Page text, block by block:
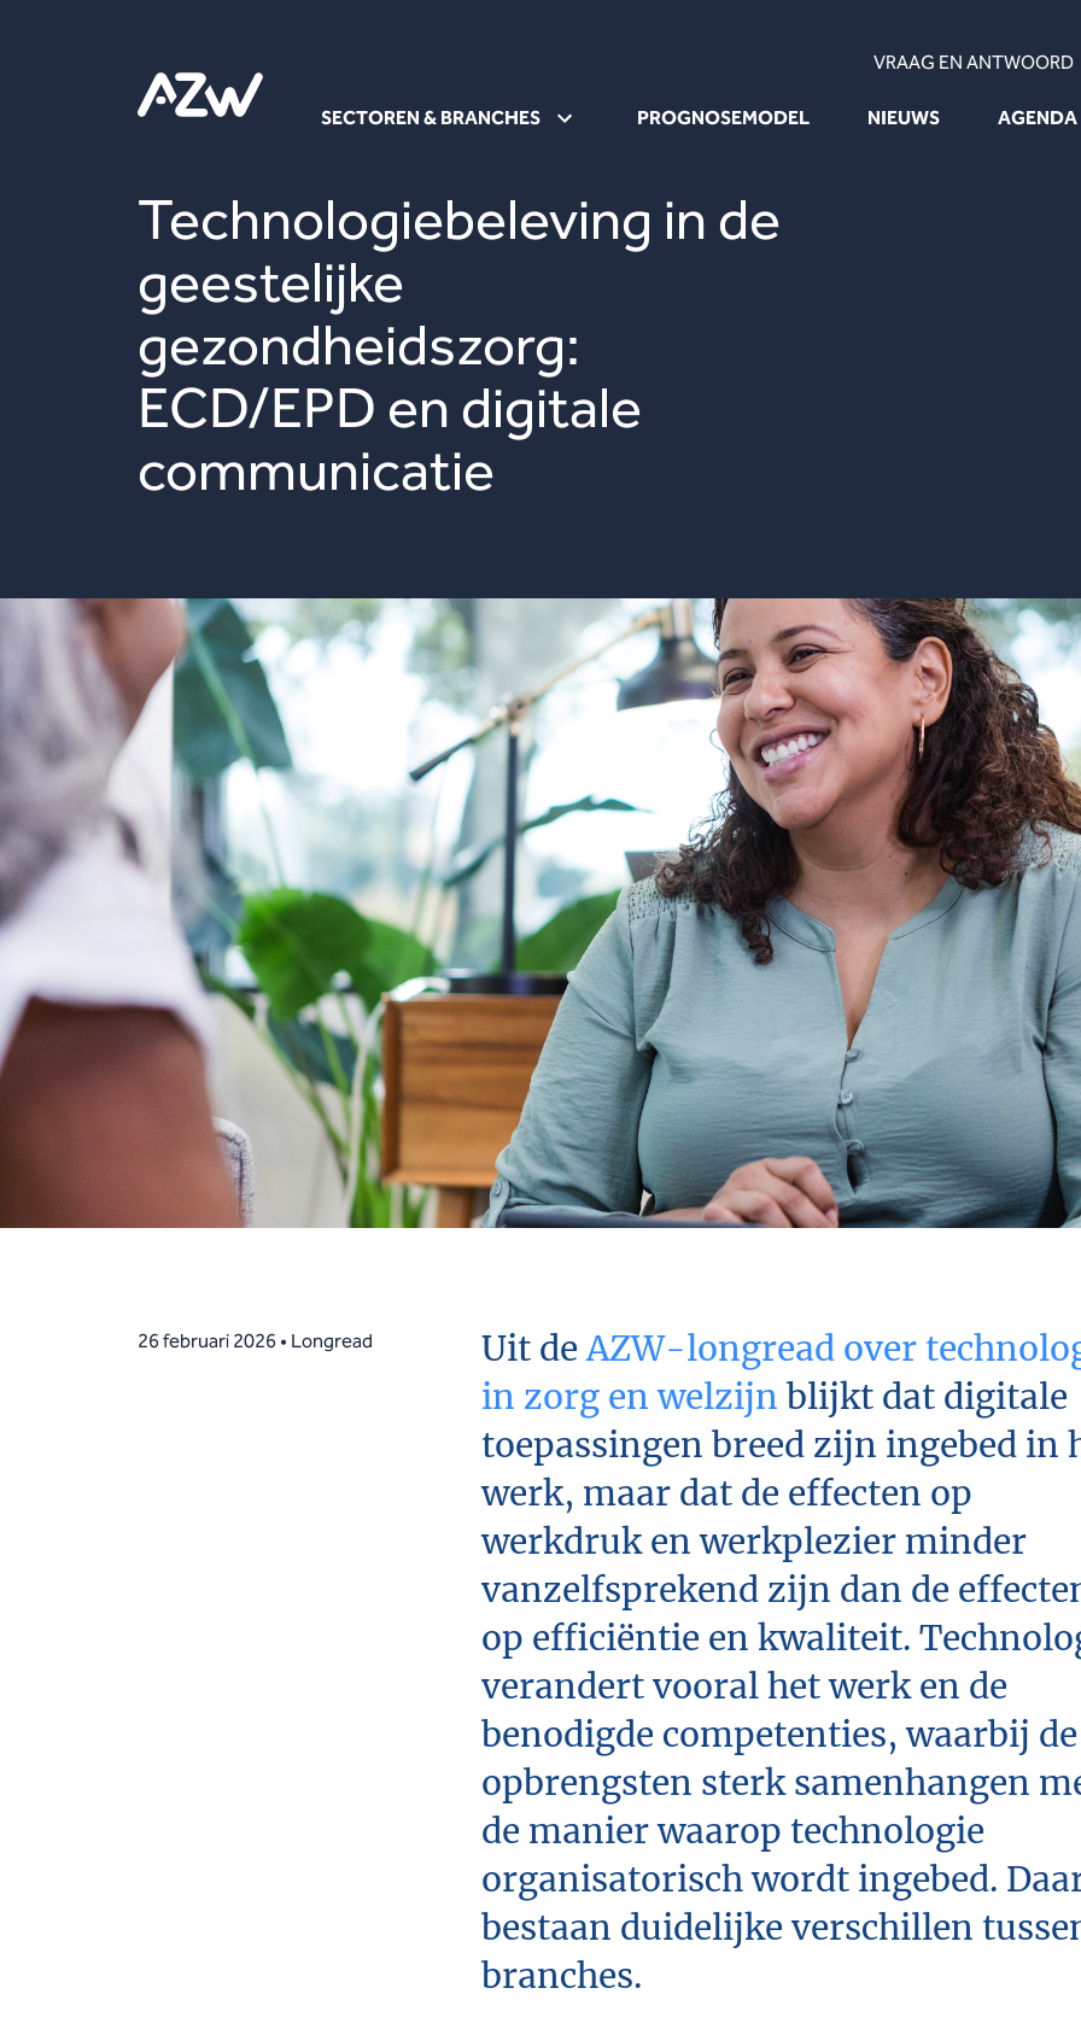
SECTOREN & BRANCHES PROGNOSEMODEL NIEUWS AGENDA
VRAAG EN ANTWOORD
Technologiebeleving in de
geestelijke
gezondheidszorg:
ECD/EPD en digitale
communicatie
26 februari 2026 • Longread Uit deAZW-longread over
in zorg en welzijn blijkt dat digitale
toepassingen breed zijn ingebed in
werk, maar dat de effecten op
werkdruk en werkplezier minder
vanzelfsprekend zijn dan de
op efficiëntie en kwaliteit.
verandert vooral het werk en de
benodigde competenties, waarbij de
opbrengsten sterk samenhangen
de manier waarop technologie
organisatorisch wordt ingebed.
bestaan duidelijke verschillen
branches.